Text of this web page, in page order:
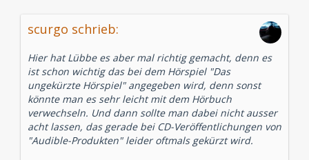
scurgo schrieb:
Hier hat Lübbe es aber mal richtig gemacht, denn es
ist schon wichtig das bei dem Hörspiel "Das
ungekürzte Hörspiel" angegeben wird, denn sonst
könnte man es sehr leicht mit dem Hörbuch
verwechseln. Und dann sollte man dabei nicht ausser
acht lassen, das gerade bei CD-Veröffentlichungen von
"Audible-Produkten" leider oftmals gekürzt wird.